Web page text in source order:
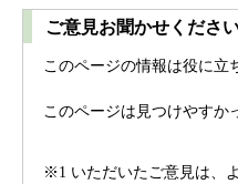
ご意見お聞かせくださ
このページの情報は役に立
このページは見つけやすか
※1 いただいたご意見は、